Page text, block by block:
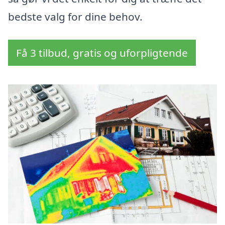
bedste valg for dine behov.
Få 3 tilbud, gratis og uforpligtende